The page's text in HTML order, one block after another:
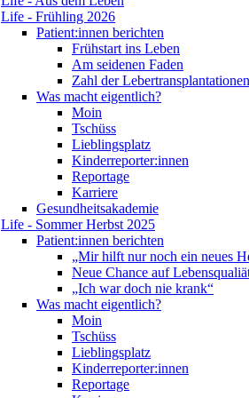
Life - Frühling 2026
Patient:innen berichten
Frühstart ins Leben
Am seidenen Faden
Zahl der
Was macht eigentlich?
Moin
Tschüss
Lieblingsplatz
Kinderreporter:innen
Reportage
Karriere
Gesundheitsakademie
Life - Sommer Herbst 2025
Patient:innen berichten
„Mir hilft nur noch ein neues
Neue Chance auf
„Ich war doch nie krank“
Was macht eigentlich?
Moin
Tschüss
Lieblingsplatz
Kinderreporter:innen
Reportage